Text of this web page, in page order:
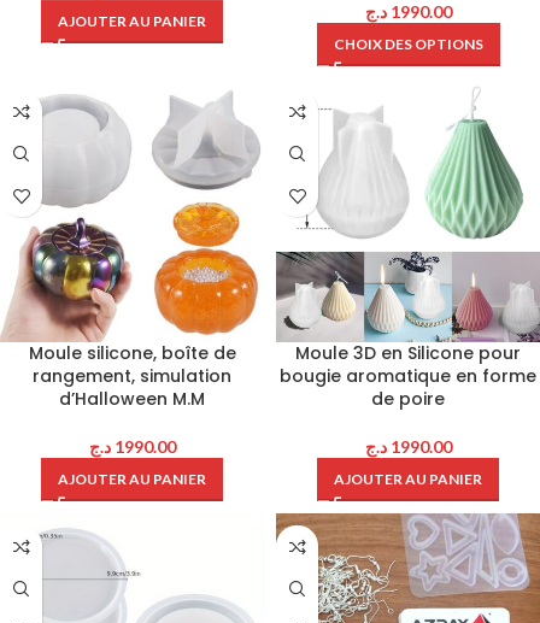
AJOUTER AU PANIER 1990.00 د.ج
CHOIX DES OPTIONS
Moule silicone, boîte de
rangement, simulation
d’Halloween M.M
1990.00 د.ج
AJOUTER AU PANIER
Moule 3D en Silicone pour
bougie aromatique en forme
de poire
1990.00 د.ج
AJOUTER AU PANIER